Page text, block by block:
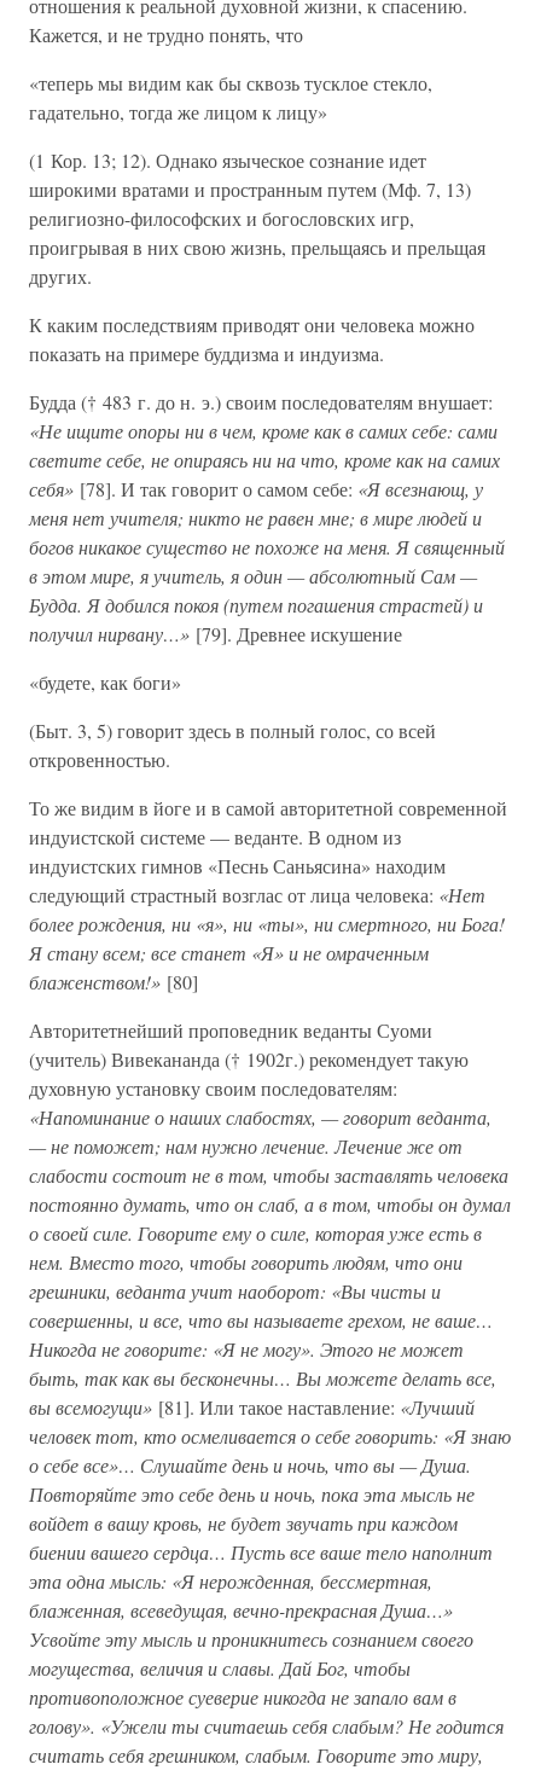
отношения к реальной духовной жизни, к спасению.
Кажется, и не трудно понять, что
«теперь мы видим как бы сквозь тусклое стекло,
гадательно, тогда же лицом к лицу»
(1 Кор. 13; 12). Однако языческое сознание идет
широкими вратами и пространным путем (Мф. 7, 13)
религиозно-философских и богословских игр,
проигрывая в них свою жизнь, прельщаясь и прельщая
других.
К каким последствиям приводят они человека можно
показать на примере буддизма и индуизма.
Будда († 483 г. до н. э.) своим последователям внушает:
«Не ищите опоры ни в чем, кроме как в самих себе: сами
светите себе, не опираясь ни на что, кроме как на самих
себя» [78]. И так говорит о самом себе: «Я всезнающ, у
меня нет учителя; никто не равен мне; в мире людей и
богов никакое существо не похоже на меня. Я священный
в этом мире, я учитель, я один — абсолютный Сам —
Будда. Я добился покоя (путем погашения страстей) и
получил нирвану…» [79]. Древнее искушение
«будете, как боги»
(Быт. 3, 5) говорит здесь в полный голос, со всей
откровенностью.
То же видим в йоге и в самой авторитетной современной
индуистской системе — веданте. В одном из
индуистских гимнов «Песнь Саньясина» находим
следующий страстный возглас от лица человека: «Нет
более рождения, ни «я», ни «ты», ни смертного, ни Бога!
Я стану всем; все станет «Я» и не омраченным
блаженством!» [80]
Авторитетнейший проповедник веданты Суоми
(учитель) Вивекананда († 1902г.) рекомендует такую
духовную установку своим последователям:
«Напоминание о наших слабостях, — говорит веданта,
— не поможет; нам нужно лечение. Лечение же от
слабости состоит не в том, чтобы заставлять человека
постоянно думать, что он слаб, а в том, чтобы он думал
о своей силе. Говорите ему о силе, которая уже есть в
нем. Вместо того, чтобы говорить людям, что они
грешники, веданта учит наоборот: «Вы чисты и
совершенны, и все, что вы называете грехом, не ваше…
Никогда не говорите: «Я не могу». Этого не может
быть, так как вы бесконечны… Вы можете делать все,
вы всемогущи» [81]. Или такое наставление: «Лучший
человек тот, кто осмеливается о себе говорить: «Я знаю
о себе все»… Слушайте день и ночь, что вы — Душа.
Повторяйте это себе день и ночь, пока эта мысль не
войдет в вашу кровь, не будет звучать при каждом
биении вашего сердца… Пусть все ваше тело наполнит
эта одна мысль: «Я нерожденная, бессмертная,
блаженная, всеведущая, вечно-прекрасная Душа…»
Усвойте эту мысль и проникнитесь сознанием своего
могущества, величия и славы. Дай Бог, чтобы
противоположное суеверие никогда не запало вам в
голову». «Ужели ты считаешь себя слабым? Не годится
считать себя грешником, слабым. Говорите это миру,